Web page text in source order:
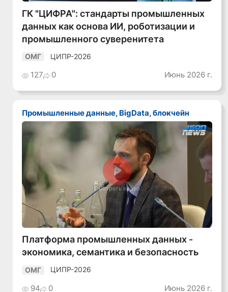
ГК "ЦИФРА": стандарты промышленных
данных как основа ИИ, роботизации и
промышленного суверенитета
ОМГ ЦИПР-2026
127 0 Июнь 2026 г.
Промышленные данные, BigData, блокчейн
Смотреть видео
Платформа промышленных данных -
экономика, семантика и безопасность
ОМГ ЦИПР-2026
94 0 Июнь 2026 г.